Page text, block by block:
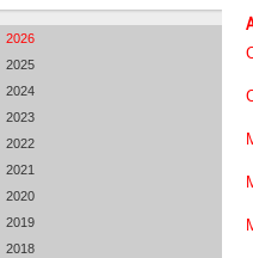
2026
2025
2024
2023
2022
2021
2020
2019
2018